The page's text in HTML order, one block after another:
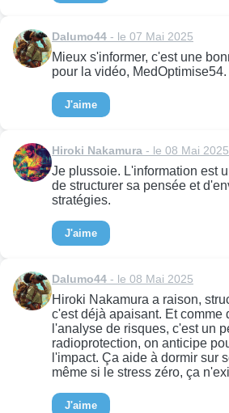
Dalumo44 - le 07 Mai 2025
Mieux s'informer, c'est une
pour la vidéo, MedOptimise54.
J'aime
Hiroki Nakamura - le 08 Mai 2025
Je plussoie. L'information est
de structurer sa pensée et
stratégies.
J'aime
Dalumo44 - le 08 Mai 2025
Hiroki Nakamura a raison,
c'est déjà apaisant. Et comme
l'analyse de risques, c'est un
radioprotection, on anticipe
l'impact. Ça aide à dormir sur
même si le stress zéro, ça
J'aime